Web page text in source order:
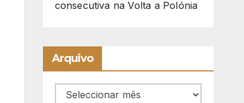
consecutiva na Volta a Polónia
Arquivo
Arquivo